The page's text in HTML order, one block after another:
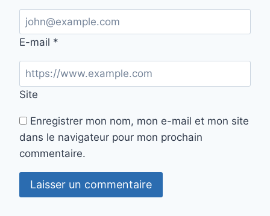
E-mail *
Site
Enregistrer mon nom, mon e-mail et mon site
dans le navigateur pour mon prochain
commentaire.